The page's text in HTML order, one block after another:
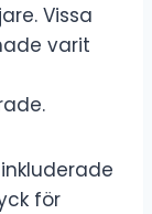
Vissa
varit
för